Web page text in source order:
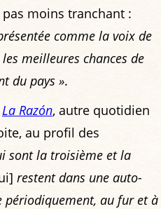
moins tranchant :
comme la voix de
meilleures chances de
du pays ».
La Razón, autre quotidien
au profil des
sont la troisième et la
restent dans une auto-
au fur et à